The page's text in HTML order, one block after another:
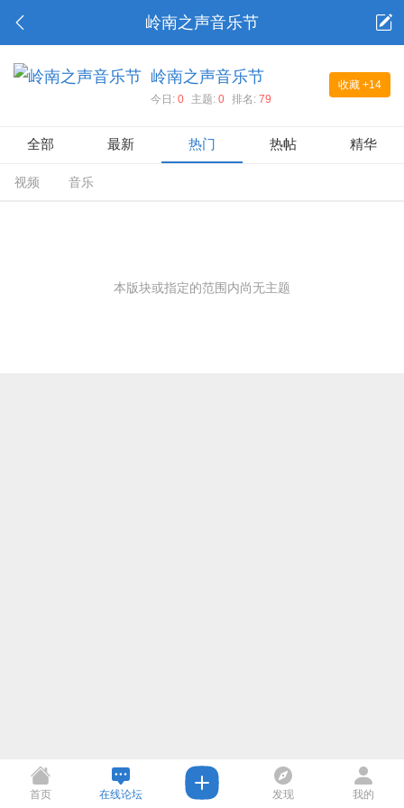
岭南之声音乐节
收藏 +14
岭南之声音乐节
今日: 0 主题: 0 排名: 79
全部 最新 热门 热帖 精华
视频 音乐
本版块或指定的范围内尚无主题
首页 在线论坛 发现 我的